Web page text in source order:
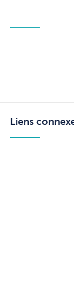
Liens